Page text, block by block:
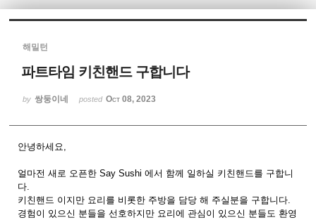
해밀턴
파트타임 키친핸드 구합니다
by 쌍둥이네 posted Oct 08, 2023
안녕하세요,
얼마전 새로 오픈한 Say Sushi 에서 함께 일하실 키친핸드를 구합니
다.
키친핸드 이지만 요리를 비롯한 주방을 담당 해 주실분을 구합니다.
경험이 있으신 분들을 선호하지만 요리에 관심이 있으신 분들도 환영
Sketchbook5, 스케치북5
Sketchbook5, 스케치북5